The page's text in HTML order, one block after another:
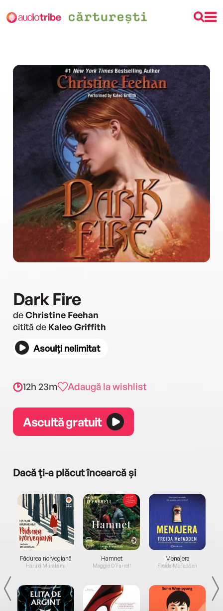
Dark Fire
deChristine Feehan
citită de Kaleo Griffith
Asculți nelimitat
12h 23m Adaugă la wishlist
Ascultă gratuit
Dacă ți-a plăcut încearcă și
Pădurea norvegiană
Haruki Murakami
Hamnet
Maggie O'Farrell
Menajera
Freida McFadden